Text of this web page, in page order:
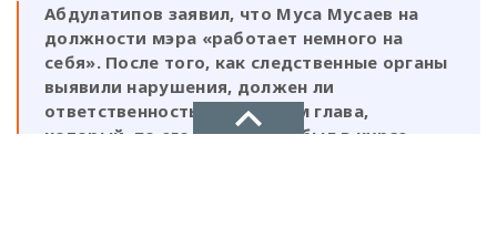
Абдулатипов заявил, что Муса Мусаев на
должности мэра «работает немного на
себя». После того, как следственные органы
выявили нарушения, должен ли
ответственность нести и сам глава,
который, по его же словам, был в курсе